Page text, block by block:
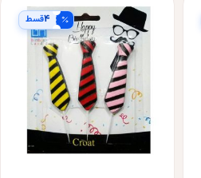
۴قسط